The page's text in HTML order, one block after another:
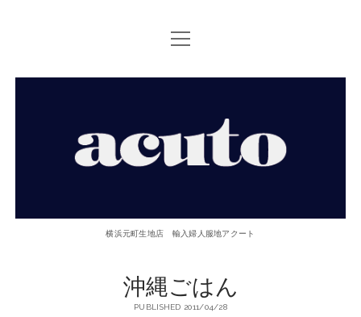
TOP PAGE
ACUTOについて
open
menu
元
横浜元町生地店 輸入婦人服地アクート
沖縄ごはん
PUBLISHED 2011/04/28